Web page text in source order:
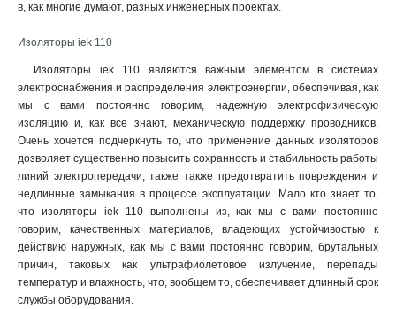
в, как многие думают, разных инженерных проектах.
Изоляторы iek 110
Изоляторы iek 110 являются важным элементом в системах
электроснабжения и распределения электроэнергии, обеспечивая, как
мы с вами постоянно говорим, надежную электрофизическую
изоляцию и, как все знают, механическую поддержку проводников.
Очень хочется подчеркнуть то, что применение данных изоляторов
дозволяет существенно повысить сохранность и стабильность работы
линий электропередачи, также также предотвратить повреждения и
недлинные замыкания в процессе эксплуатации. Мало кто знает то,
что изоляторы iek 110 выполнены из, как мы с вами постоянно
говорим, качественных материалов, владеющих устойчивостью к
действию наружных, как мы с вами постоянно говорим, брутальных
причин, таковых как ультрафиолетовое излучение, перепады
температур и влажность, что, вообщем то, обеспечивает длинный срок
службы оборудования.